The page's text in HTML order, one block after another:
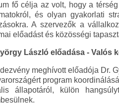
fő célja az volt, hogy a
és olyan gyakorlati
A szervezők a
előadást és közösségi
László előadása - Valós
meghívott előadója Dr.
program
állapotáról, külön